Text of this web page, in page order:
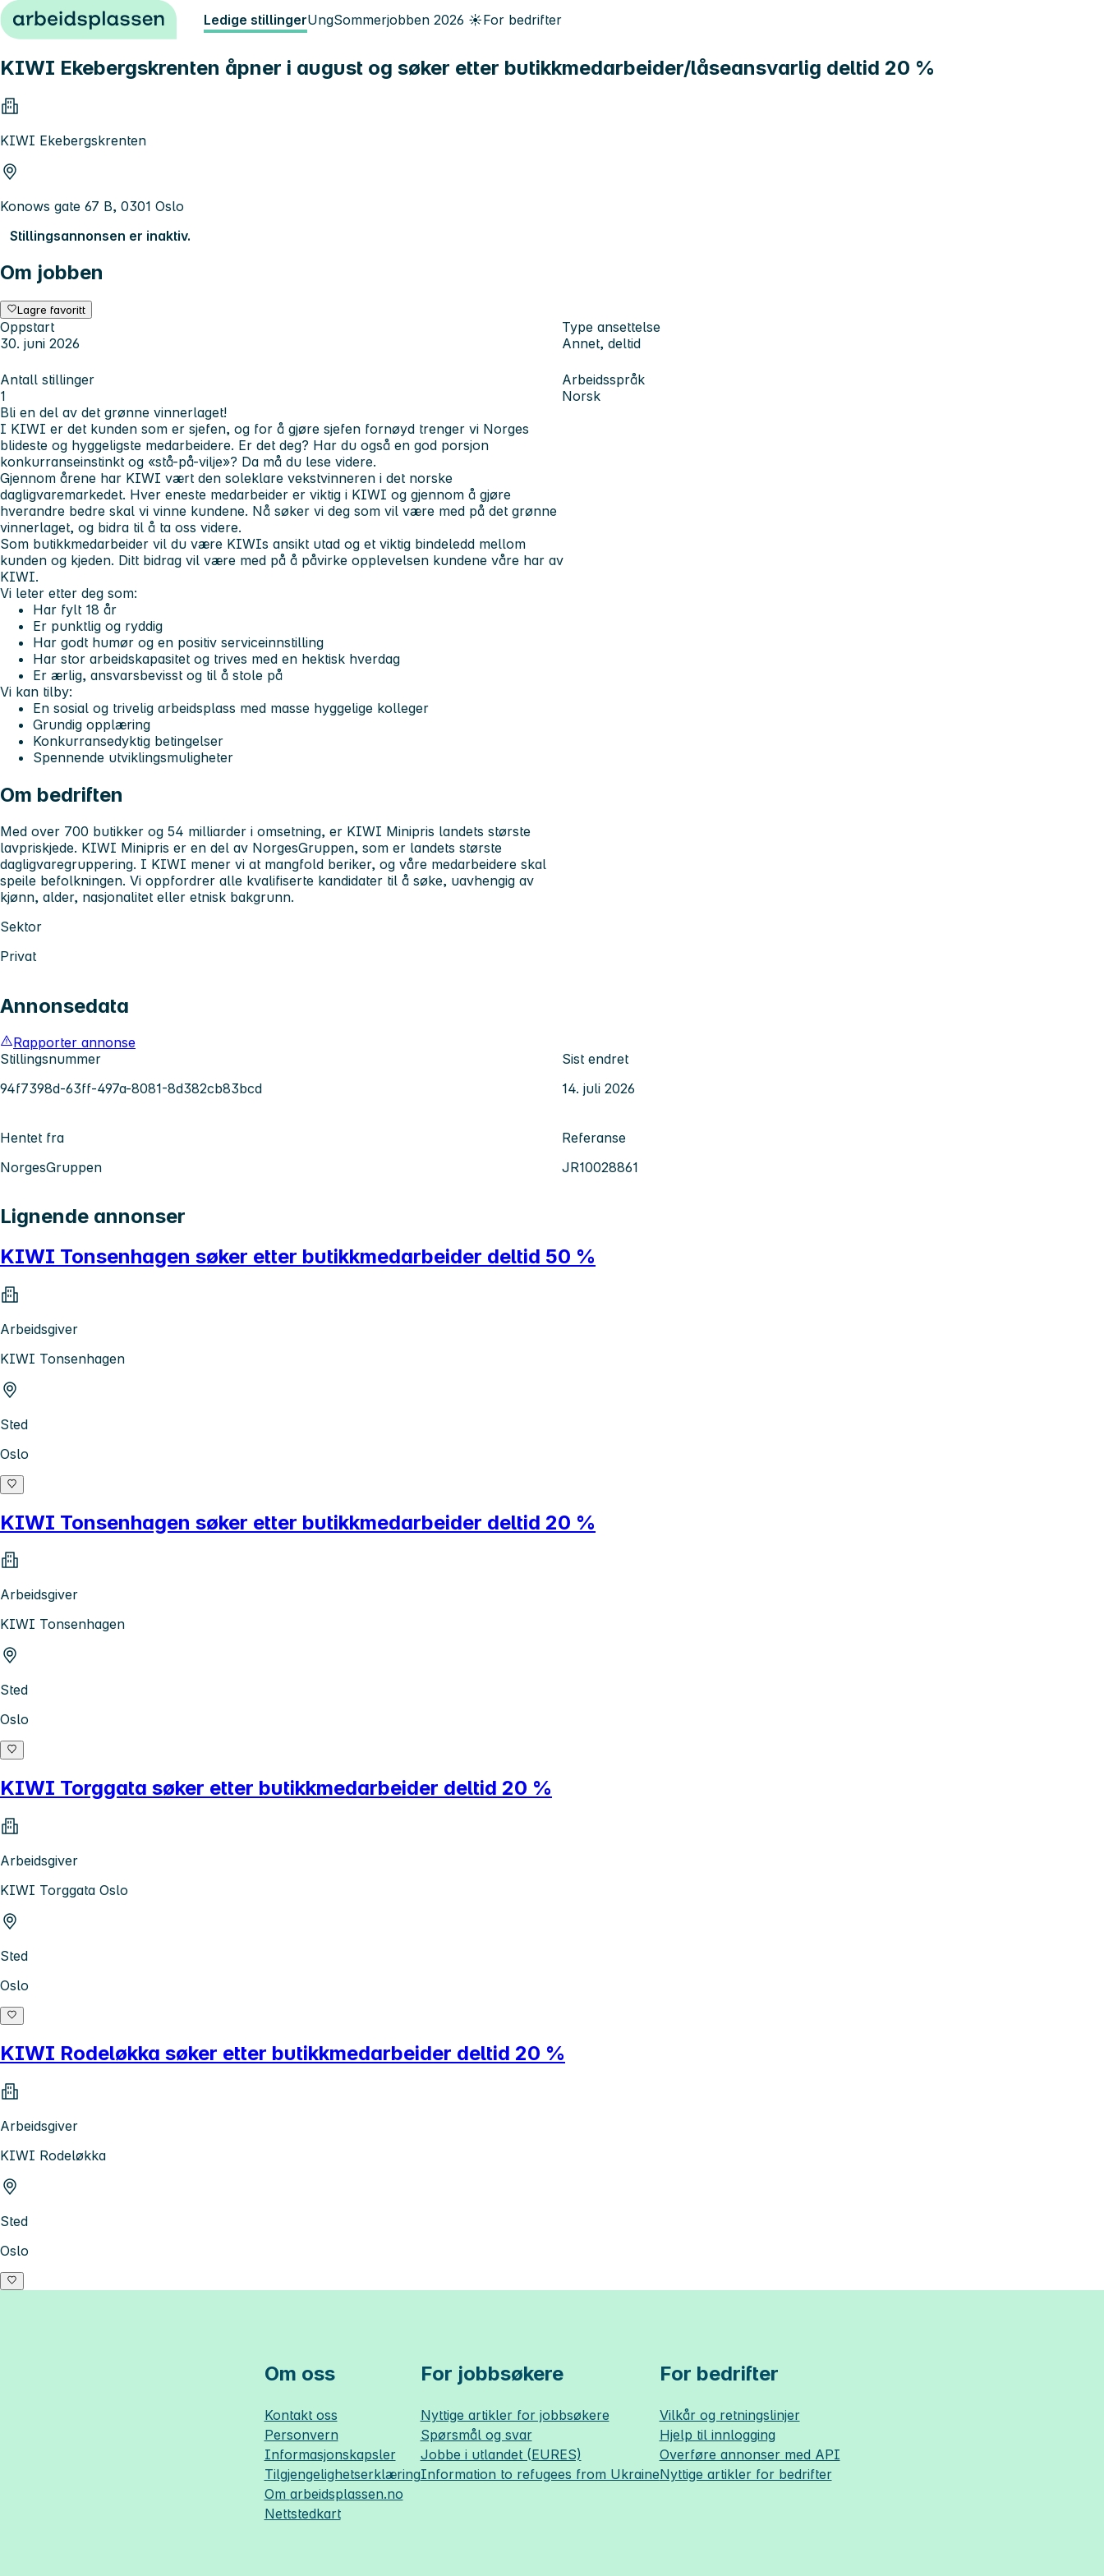
Hopp til innhold Ledige stillingerUngSommerjobben 2026 ☀️For bedrifter
KIWI Ekebergskrenten åpner i august og søker etter butikkmedarbeider/låseansvarlig deltid 20 %
KIWI Ekebergskrenten
Konows gate 67 B, 0301 Oslo
Stillingsannonsen er inaktiv.
Om jobben
Lagre favoritt
Oppstart
30. juni 2026
Type ansettelse
Annet, deltid
Antall stillinger
1
Arbeidsspråk
Norsk
Bli en del av det grønne vinnerlaget!
I KIWI er det kunden som er sjefen, og for å gjøre sjefen fornøyd trenger vi Norges
blideste og hyggeligste medarbeidere. Er det deg? Har du også en god porsjon
konkurranseinstinkt og «stå-på-vilje»? Da må du lese videre.
Gjennom årene har KIWI vært den soleklare vekstvinneren i det norske
dagligvaremarkedet. Hver eneste medarbeider er viktig i KIWI og gjennom å gjøre
hverandre bedre skal vi vinne kundene. Nå søker vi deg som vil være med på det grønne
vinnerlaget, og bidra til å ta oss videre.
Som butikkmedarbeider vil du være KIWIs ansikt utad og et viktig bindeledd mellom
kunden og kjeden. Ditt bidrag vil være med på å påvirke opplevelsen kundene våre har av
KIWI.
Vi leter etter deg som:
Har fylt 18 år
Er punktlig og ryddig
Har godt humør og en positiv serviceinnstilling
Har stor arbeidskapasitet og trives med en hektisk hverdag
Er ærlig, ansvarsbevisst og til å stole på
Vi kan tilby:
En sosial og trivelig arbeidsplass med masse hyggelige kolleger
Grundig opplæring
Konkurransedyktig betingelser
Spennende utviklingsmuligheter
Om bedriften
Med over 700 butikker og 54 milliarder i omsetning, er KIWI Minipris landets største
lavpriskjede. KIWI Minipris er en del av NorgesGruppen, som er landets største
dagligvaregruppering. I KIWI mener vi at mangfold beriker, og våre medarbeidere skal
speile befolkningen. Vi oppfordrer alle kvalifiserte kandidater til å søke, uavhengig av
kjønn, alder, nasjonalitet eller etnisk bakgrunn.
Sektor
Privat
Annonsedata
Rapporter annonse
Stillingsnummer
94f7398d-63ff-497a-8081-8d382cb83bcd
Sist endret
14. juli 2026
Hentet fra
NorgesGruppen
Referanse
JR10028861
Lignende annonser
KIWI Tonsenhagen søker etter butikkmedarbeider deltid 50 %
Arbeidsgiver
KIWI Tonsenhagen
Sted
Oslo
KIWI Tonsenhagen søker etter butikkmedarbeider deltid 20 %
Arbeidsgiver
KIWI Tonsenhagen
Sted
Oslo
KIWI Torggata søker etter butikkmedarbeider deltid 20 %
Arbeidsgiver
KIWI Torggata Oslo
Sted
Oslo
KIWI Rodeløkka søker etter butikkmedarbeider deltid 20 %
Arbeidsgiver
KIWI Rodeløkka
Sted
Oslo
Om oss
Kontakt oss
Personvern
Informasjonskapsler
Tilgjengelighetserklæring
Om arbeidsplassen.no
Nettstedkart
For jobbsøkere
Nyttige artikler for jobbsøkere
Spørsmål og svar
Jobbe i utlandet (EURES)
Information to refugees from Ukraine
For bedrifter
Vilkår og retningslinjer
Hjelp til innlogging
Overføre annonser med API
Nyttige artikler for bedrifter